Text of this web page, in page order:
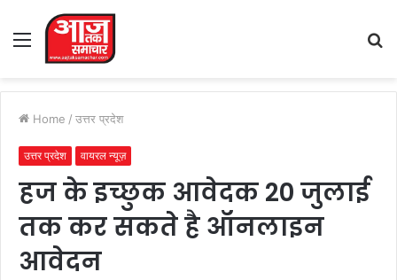
Menu
Home / उत्तर प्रदेश
उत्तर प्रदेश वायरल न्यूज़
हज के इच्छुक आवेदक 20 जुलाई
तक कर सकते है ऑनलाइन
आवेदन